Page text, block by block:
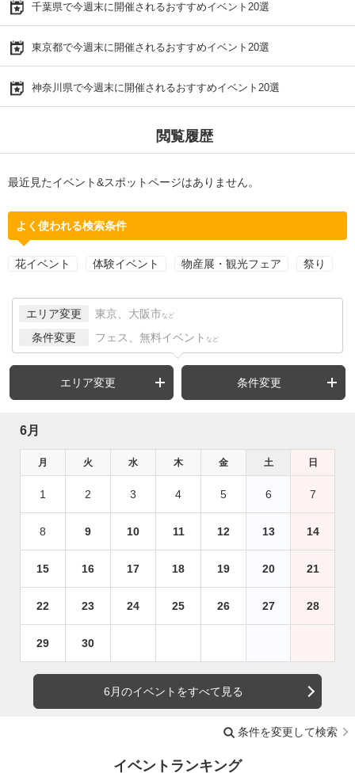
千葉県で今週末に開催されるおすすめイベント20選
東京都で今週末に開催されるおすすめイベント20選
神奈川県で今週末に開催されるおすすめイベント20選
閲覧履歴
最近見たイベント&スポットページはありません。
よく使われる検索条件
花イベント 体験イベント 物産展・観光フェア 祭り
エリア変更 東京、大阪市 など
条件変更 フェス、無料イベント など
エリア変更 条件変更
6月
月 火 水 木 金 土 日
1 2 3 4 5 6 7
8 9 10 11 12 13 14
15 16 17 18 19 20 21
22 23 24 25 26 27 28
29 30
6月のイベントをすべて見る
条件を変更して検索
イベントランキング